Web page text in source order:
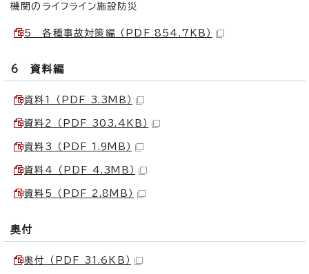
機関のライフライン施設防災
5 各種事故対策編 （PDF 854.7KB）
6 資料編
資料1 （PDF 3.3MB）
資料2 （PDF 303.4KB）
資料3 （PDF 1.9MB）
資料4 （PDF 4.3MB）
資料5 （PDF 2.8MB）
奥付
奥付 （PDF 31.6KB）